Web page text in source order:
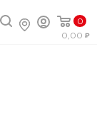
0
0,00